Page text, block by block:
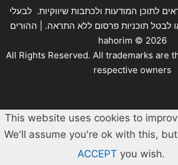
לתוכן המודעות ולכתבות שיווקיות. לבעלי
לבטל תוכניות פרסום ללא התראה. | ההורים
hahorim © 2026
.All Rights Reserved. All trademarks are
respective owners
This website uses cookies to
We'll assume you're ok with this,
you wish.
ACCEPT